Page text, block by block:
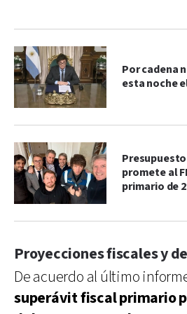
Por cadena
esta noche
promete al
primario de
Proyecciones fiscales y
De acuerdo al último
superávit fiscal primario